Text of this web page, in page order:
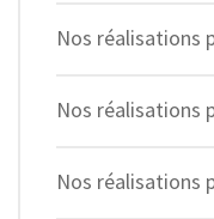
Nos réalisations
Nos réalisations
Nos réalisations